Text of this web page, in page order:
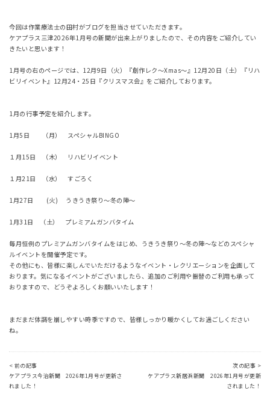
今回は作業療法士の田村がブログを担当させていただきます。
ケアプラス三津2026年1月号の新聞が出来上がりましたので、その内容をご紹介してい
きたいと思います！
1月号の右のページでは、12月9日（火）『創作レク～Xmas～』12月20日（土）『リハ
ビリイベント』12月24・25日『クリスマス会』をご紹介しております。
1月の行事予定を紹介します。
1月5日 （月） スペシャルBINGO
１月15日 （木） リハビリイベント
１月21日 （水） すごろく
1月27日 (火) うきうき祭り～冬の陣～
1月31日 （土） プレミアムガンバタイム
毎月恒例のプレミアムガンバタイムをはじめ、うきうき祭り～冬の陣～などのスペシャ
ルイベントを開催予定です。
その他にも、皆様に楽しんでいただけるようなイベント・レクリエーションを企画して
おります。気になるイベントがございましたら、追加のご利用や振替のご利用も承って
おりますので、どうぞよろしくお願いいたします！
まだまだ体調を崩しやすい時季ですので、皆様しっかり暖かくしてお過ごしください
ね。
< 前の記事
ケアプラス今治新聞 2026年1月号が更新さ
れました！
次の記事 >
ケアプラス新居浜新聞 2026年1月号が更新
されました！